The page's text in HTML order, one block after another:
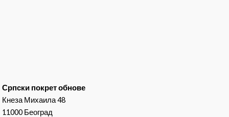
Српски покрет обнове
Кнеза Михаила 48
11000 Београд